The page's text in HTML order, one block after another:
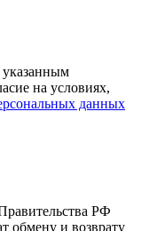
указанным
на условиях,
данных
РФ
обмену и возврату